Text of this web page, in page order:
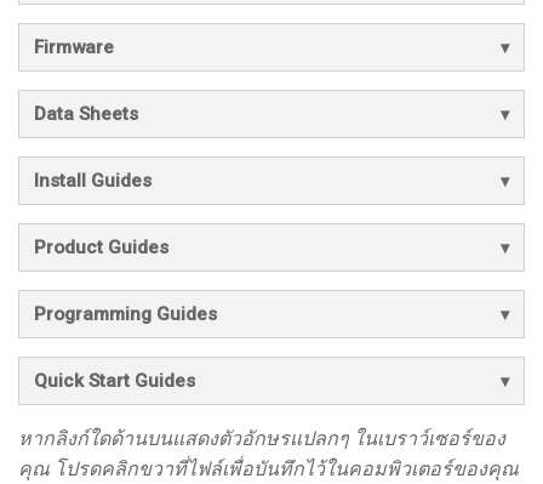
Firmware
Data Sheets
Install Guides
Product Guides
Programming Guides
Quick Start Guides
หากลิงก์ใดด้านบนแสดงตัวอักษรแปลกๆ ในเบราว์เซอร์ของ
คุณ โปรดคลิกขวาที่ไฟล์เพื่อบันทึกไว้ในคอมพิวเตอร์ของคุณ